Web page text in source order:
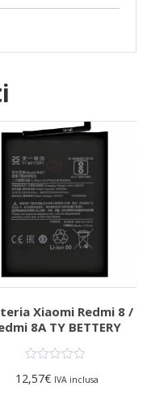
Xiaomi Redmi 8 /
8A TY BETTERY
12,57€ IVA inclusa